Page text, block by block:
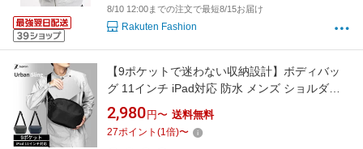
8/10 12:00までの注文で最短8/15お届け
Rakuten Fashion
【9ポケットで迷わない収納設計】ボディバッ
グ 11インチ iPad対応 防水 メンズ ショルダー
バッグ 大容量 スリングバッグ 斜めがけ 11イン
チ 撥水 1680D 止水ファスナー Urban Sling フ
ロントPUレザー ワンショルダーバッグ 鞄 送料
2,980 円〜 送料無料
27ポイント (1倍)〜